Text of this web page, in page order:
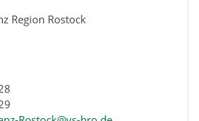
Region Rostock